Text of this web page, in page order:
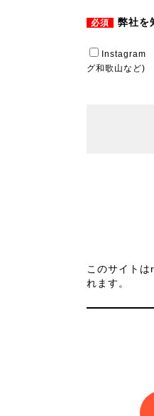
必須 弊社
Instagram
グ和歌山など)
このサイト
れます。